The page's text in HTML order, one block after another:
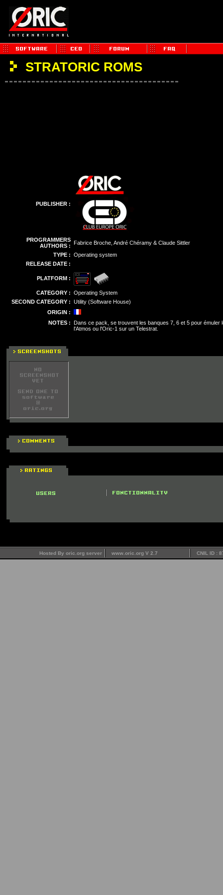
STRATORIC ROMS
PUBLISHER :
PROGRAMMERS
AUTHORS : Fabrice Broche, André Chéramy & Claude Sittler
TYPE : Operating system
RELEASE DATE :
PLATFORM :
CATEGORY : Operating System
SECOND CATEGORY : Utility (Software House)
ORIGIN :
NOTES : Dans ce pack, se trouvent les banques 7, 6 et 5 pour émuler
l'Atmos ou l'Oric-1 sur un Telestrat.
Hosted By oric.org server www.oric.org V 2.7 CNIL ID :